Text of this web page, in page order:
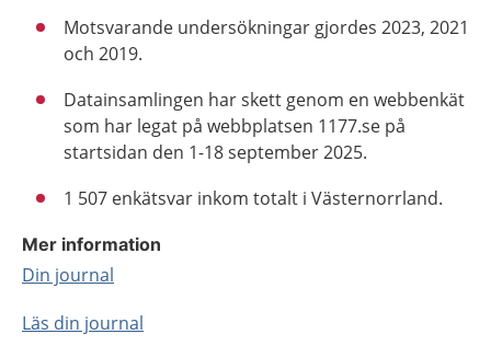
Motsvarande undersökningar gjordes 2023, 2021
och 2019.
Datainsamlingen har skett genom en webbenkät
som har legat på webbplatsen 1177.se på
startsidan den 1-18 september 2025.
1 507 enkätsvar inkom totalt i Västernorrland.
Mer information
Din journal
Läs din journal